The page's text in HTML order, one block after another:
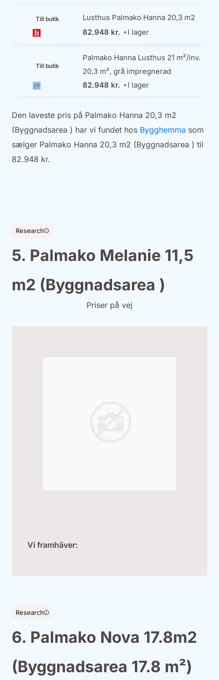
Lusthus Palmako Hanna 20,3 m2
I lager
82.948 kr.
Till butik
Palmako Hanna Lusthus 21 m²/inv.
20,3 m², grå impregnerad
I lager
82.948 kr.
Till butik
Den laveste pris på Palmako Hanna 20,3 m2
(Byggnadsarea ) har vi fundet hos Bygghemma som
sælger Palmako Hanna 20,3 m2 (Byggnadsarea ) til
82.948 kr.
Research
5. Palmako Melanie 11,5
m2 (Byggnadsarea )
Priser på vej
Vi framhäver:
Research
6. Palmako Nova 17.8m2
(Byggnadsarea 17.8 m²)